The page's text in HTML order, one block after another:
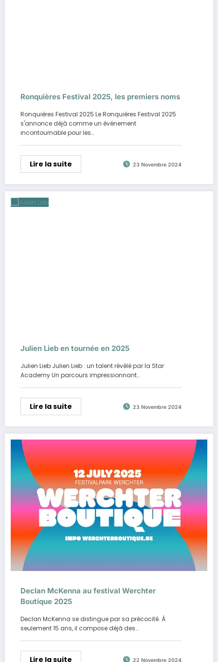
Ronquières Festival 2025, les premiers noms
Ronquières Festival 2025 Le Ronquières Festival 2025
s'annonce déjà comme un événement
incontournable pour les…
Lire la suite 23 Novembre 2024
Julien Lieb en tournée en 2025
Julien Lieb Julien Lieb : un talent révélé par la Star
Academy Un parcours impressionnant…
Lire la suite 23 Novembre 2024
Declan McKenna au festival Werchter
Boutique 2025
Declan McKenna se distingue par sa précocité. À
seulement 15 ans, il compose déjà des…
Lire la suite 22 Novembre 2024